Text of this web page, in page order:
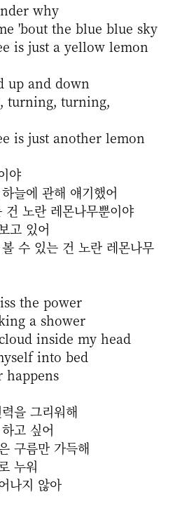
why
'bout the blue blue sky
is just a yellow lemon
up and down
turning, turning,
is just another lemon
야
늘에 관해 얘기했어
노란 레몬나무뿐이야
고 있어
수 있는 건 노란 레몬나무
the power
a shower
inside my head
into bed
happens
을 그리워해
고 싶어
구름만 가득해
누워
나지 않아